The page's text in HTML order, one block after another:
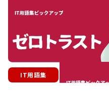
IT用語集